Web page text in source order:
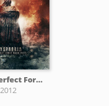
To the Perfect Form of Modern Species
2012